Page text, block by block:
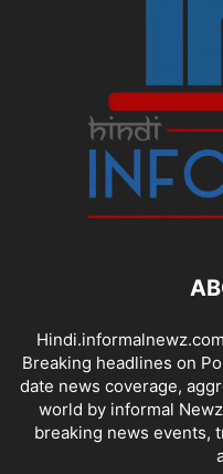
Breaking headlines on
date news coverage,
world by informal
breaking news events,